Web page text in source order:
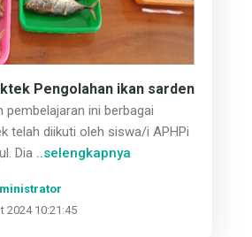
Pengolahan ikan sarden
pembelajaran ini berbagai
telah diikuti oleh siswa/i APHPi
Dia ..selengkapnya
2024 10:21:45